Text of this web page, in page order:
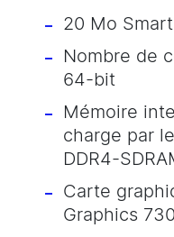
20 Mo
Nombre de
64-bit
Mémoire
charge par
DDR4-
Carte
Graphics 730